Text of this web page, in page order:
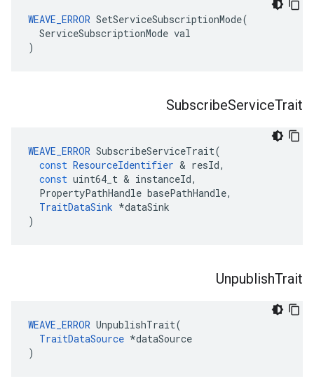
WEAVE_ERROR SetServiceSubscriptionMode(
  ServiceSubscriptionMode val
)
SubscribeServiceTrait
WEAVE_ERROR SubscribeServiceTrait(
const ResourceIdentifier & resId,
const uint64_t & instanceId,
PropertyPathHandle basePathHandle,
TraitDataSink *dataSink
)
UnpublishTrait
WEAVE_ERROR UnpublishTrait(
TraitDataSource *dataSource
)